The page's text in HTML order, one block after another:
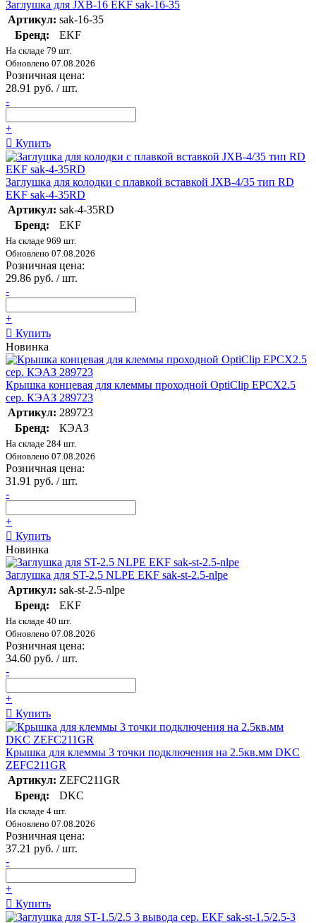
Заглушка для JXB-16 EKF sak-16-35
Артикул: sak-16-35
Бренд:
EKF
На складе 79 шт.
Обновлено 07.08.2026
Розничная цена:
28.91 руб. / шт.
-
+
Купить
Заглушка для колодки с плавкой вставкой JXB-4/35 тип RD
EKF sak-4-35RD
Артикул: sak-4-35RD
Бренд:
EKF
На складе 969 шт.
Обновлено 07.08.2026
Розничная цена:
29.86 руб. / шт.
-
+
Купить
Новинка
Крышка концевая для клеммы проходной OptiClip EPCX2.5
сер. КЭАЗ 289723
Артикул: 289723
Бренд:
КЭАЗ
На складе 284 шт.
Обновлено 07.08.2026
Розничная цена:
31.91 руб. / шт.
-
+
Купить
Новинка
Заглушка для ST-2.5 NLPE EKF sak-st-2.5-nlpe
Артикул: sak-st-2.5-nlpe
Бренд:
EKF
На складе 40 шт.
Обновлено 07.08.2026
Розничная цена:
34.60 руб. / шт.
-
+
Купить
Крышка для клеммы 3 точки подключения на 2.5кв.мм DKC
ZEFC211GR
Артикул: ZEFC211GR
Бренд:
DKC
На складе 4 шт.
Обновлено 07.08.2026
Розничная цена:
37.21 руб. / шт.
-
+
Купить